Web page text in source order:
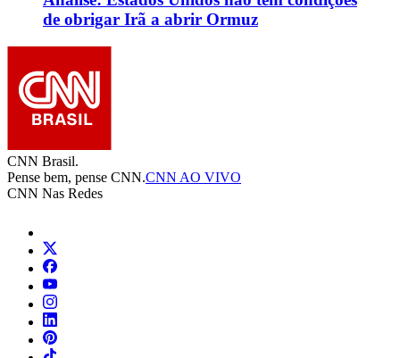
de obrigar Irã a abrir Ormuz
CNN Brasil.
Pense bem, pense CNN.CNN AO VIVO
CNN Nas Redes